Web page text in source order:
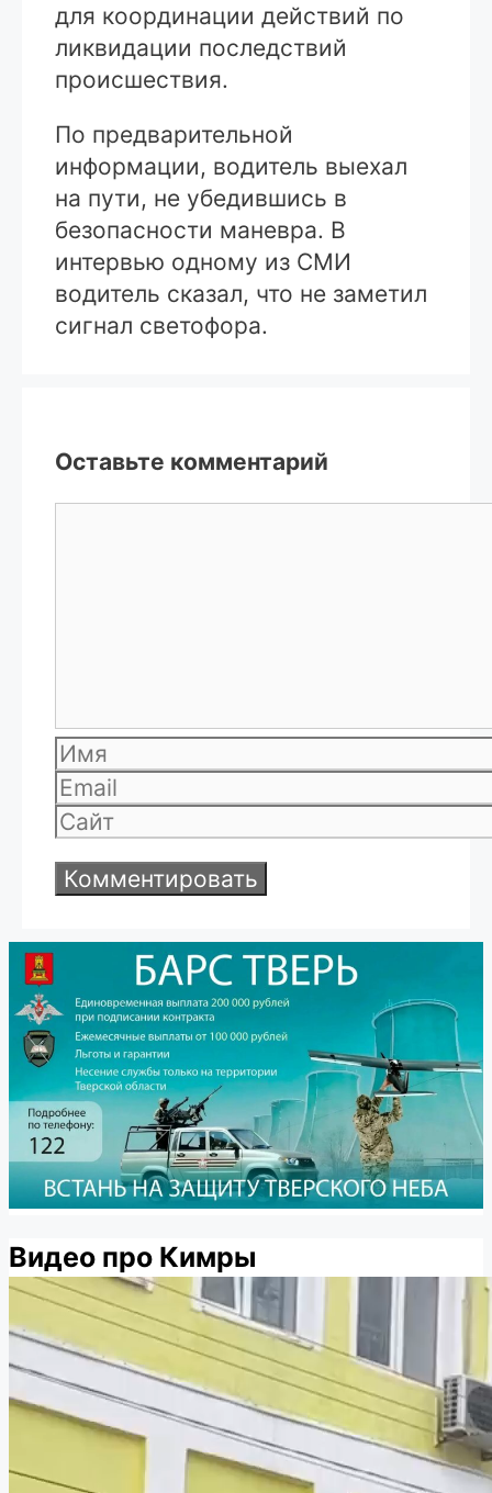
для координации действий по
ликвидации последствий
происшествия.
По предварительной
информации, водитель выехал
на пути, не убедившись в
безопасности маневра. В
интервью одному из СМИ
водитель сказал, что не заметил
сигнал светофора.
Оставьте комментарий
Имя
Email
Сайт
Видео про Кимры